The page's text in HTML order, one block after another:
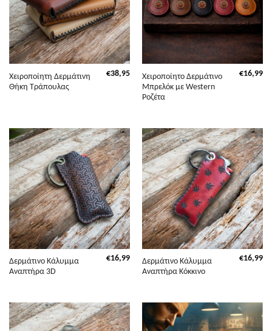
Χειροποίητη Δερμάτινη
Θήκη Τράπουλας
€38,95
Χειροποίητο Δερμάτινο
Μπρελόκ με Western
Ροζέτα
€16,99
Δερμάτινο Κάλυμμα
Αναπτήρα 3D
€16,99
Δερμάτινο Κάλυμμα
Αναπτήρα Κόκκινο
€16,99